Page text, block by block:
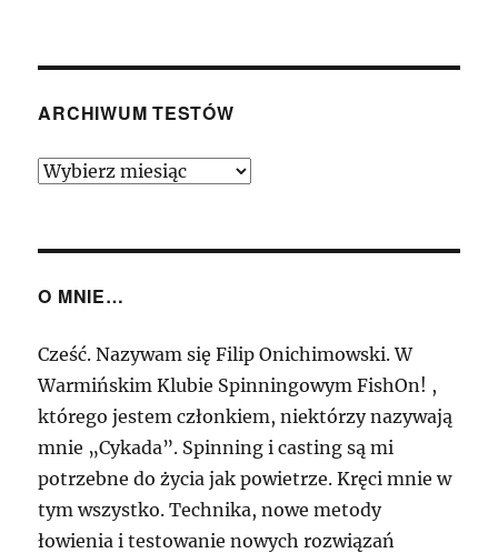
ARCHIWUM TESTÓW
Archiwum
O MNIE…
Cześć. Nazywam się Filip Onichimowski. W
Warmińskim Klubie Spinningowym FishOn! ,
którego jestem członkiem, niektórzy nazywają
mnie „Cykada”. Spinning i casting są mi
potrzebne do życia jak powietrze. Kręci mnie w
tym wszystko. Technika, nowe metody
łowienia i testowanie nowych rozwiązań